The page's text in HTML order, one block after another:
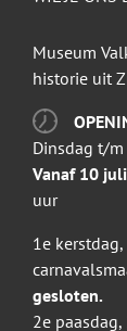
Museum
historie uit
Dinsdag t/
Vanaf 10
uur
1e
gesloten.
2e